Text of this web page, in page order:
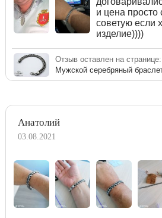
и цена просто
советую если
изделие))))
Отзыв оставлен на странице:
Анатолий
03.08.2021